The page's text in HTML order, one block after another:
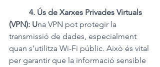
4. Ús de Xarxes Privades Virtuals
(VPN): Una VPN pot protegir la
transmissió de dades, especialment
quan s'utilitza Wi-Fi públic. Això és vital
per garantir que la informació sensible